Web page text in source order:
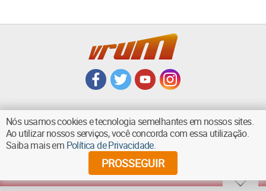
VOLTAR AO TOPO
Diários Associados - Todos os direitos reservados
Nós usamos cookies e tecnologia semelhantes em nossos sites.
Ao utilizar nossos serviços, você concorda com essa utilização.
Saiba mais em Política de Privacidade.
PROSSEGUIR